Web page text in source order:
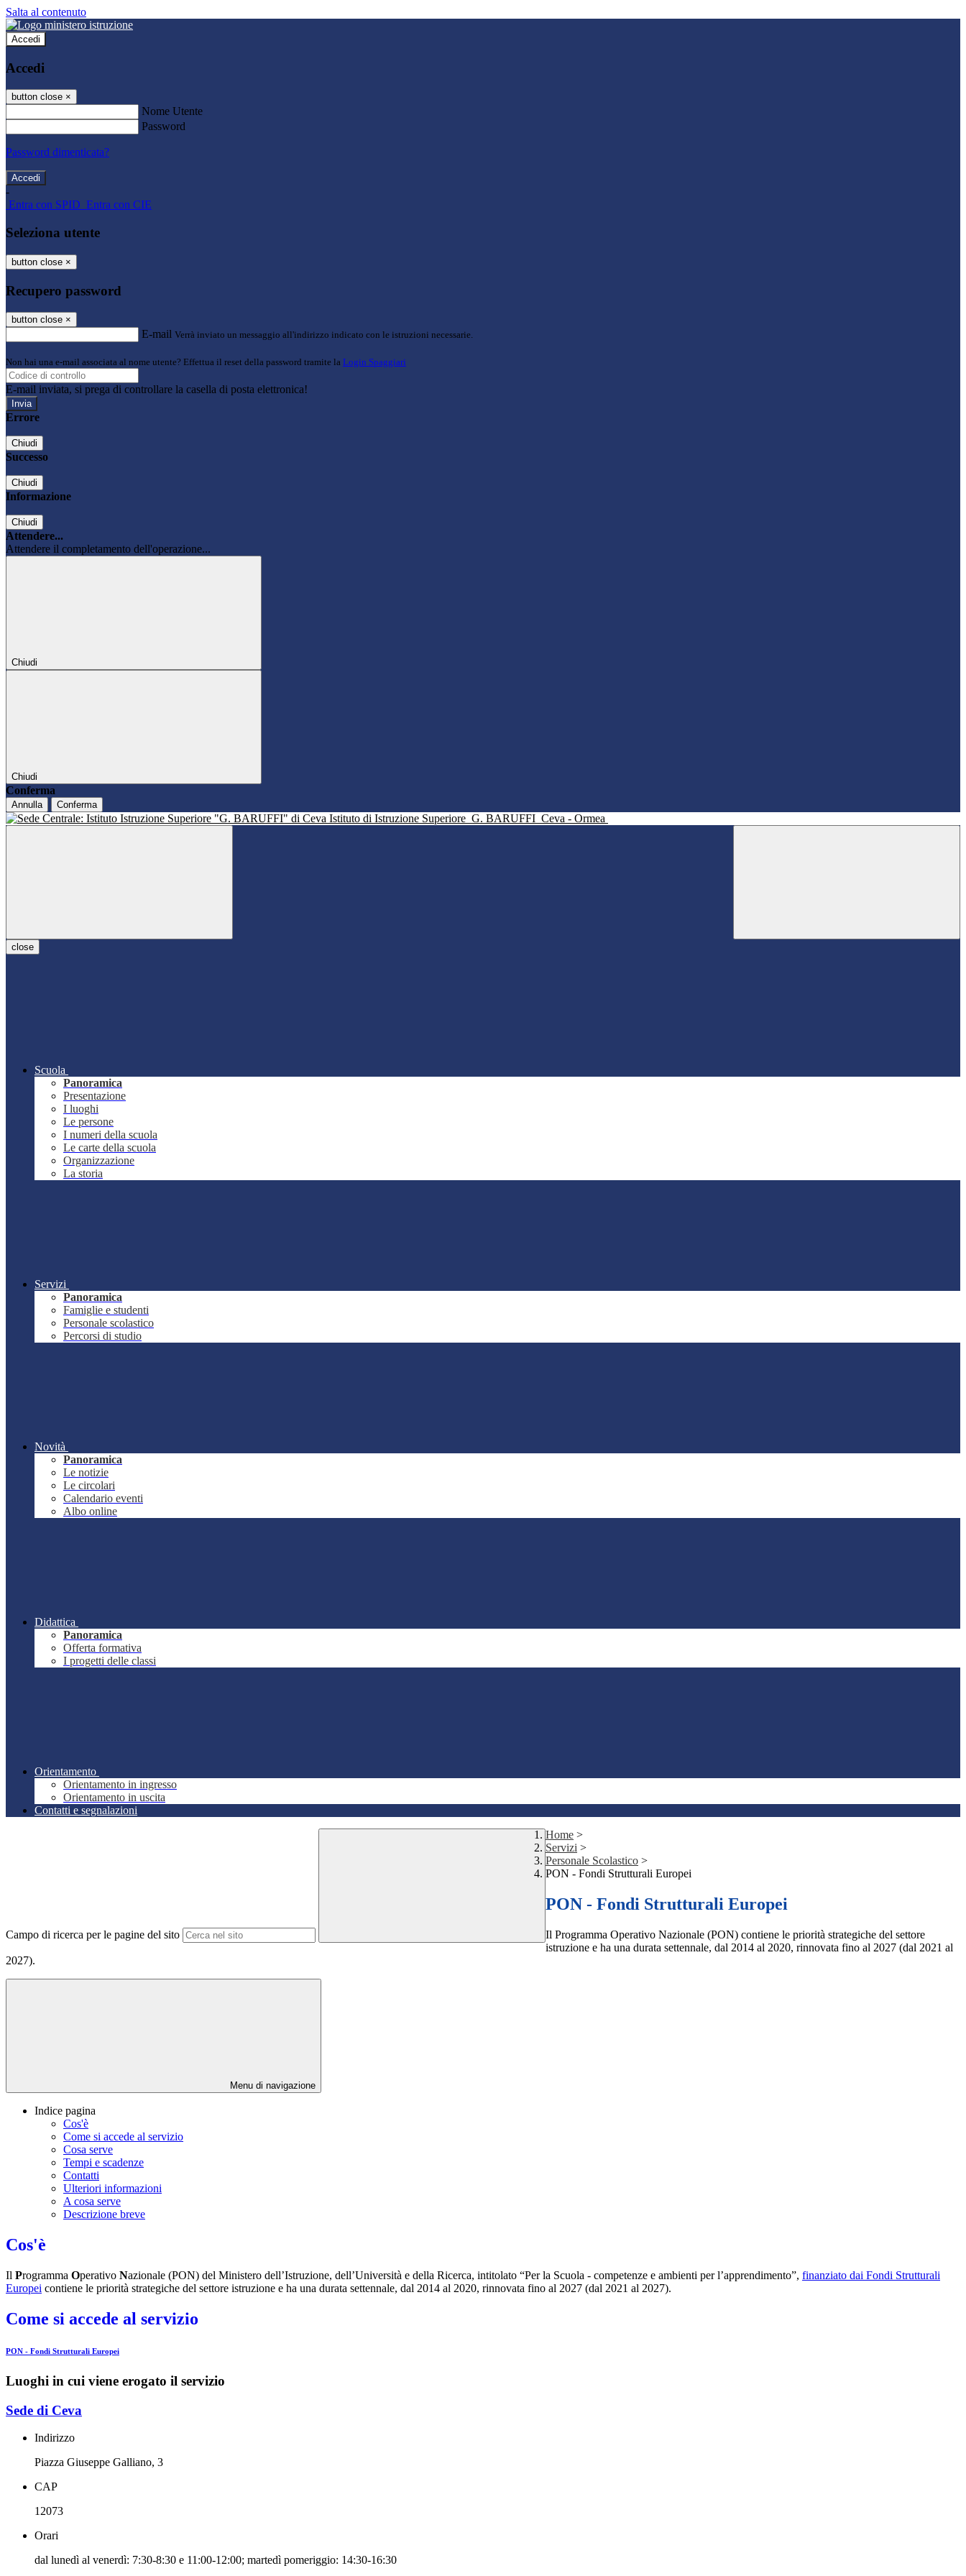
Salta al contenuto
Accedi
Accedi
button close ×
Nome Utente
Password
Password dimenticata?
-
Entra con SPID Entra con CIE
Seleziona utente
button close ×
Recupero password
button close ×
E-mail Verrà inviato un messaggio all'indirizzo indicato con le istruzioni necessarie.
Non hai una e-mail associata al nome utente? Effettua il reset della password tramite la Login Spaggiari
E-mail inviata, si prega di controllare la casella di posta elettronica!
Errore
Chiudi
Successo
Chiudi
Informazione
Chiudi
Attendere...
Attendere il completamento dell'operazione...
Chiudi
Chiudi
Conferma
Annulla Conferma
Istituto di Istruzione Superiore G. BARUFFI Ceva - Ormea
close
Scuola
Panoramica
Presentazione
I luoghi
Le persone
I numeri della scuola
Le carte della scuola
Organizzazione
La storia
Servizi
Panoramica
Famiglie e studenti
Personale scolastico
Percorsi di studio
Novità
Panoramica
Le notizie
Le circolari
Calendario eventi
Albo online
Didattica
Panoramica
Offerta formativa
I progetti delle classi
Orientamento
Orientamento in ingresso
Orientamento in uscita
Contatti e segnalazioni
Campo di ricerca per le pagine del sito
Home >
Servizi >
Personale Scolastico >
PON - Fondi Strutturali Europei
PON - Fondi Strutturali Europei
Il Programma Operativo Nazionale (PON) contiene le priorità strategiche del settore
istruzione e ha una durata settennale, dal 2014 al 2020, rinnovata fino al 2027 (dal 2021 al
2027).
Menu di navigazione
Indice pagina
Cos'è
Come si accede al servizio
Cosa serve
Tempi e scadenze
Contatti
Ulteriori informazioni
A cosa serve
Descrizione breve
Cos'è
Il Programma Operativo Nazionale (PON) del Ministero dell’Istruzione, dell’Università e della Ricerca, intitolato “Per la Scuola - competenze e ambienti per l’apprendimento”, finanziato dai Fondi Strutturali
Europei contiene le priorità strategiche del settore istruzione e ha una durata settennale, dal 2014 al 2020, rinnovata fino al 2027 (dal 2021 al 2027).
Come si accede al servizio
PON - Fondi Strutturali Europei
Luoghi in cui viene erogato il servizio
Sede di Ceva
Indirizzo
Piazza Giuseppe Galliano, 3
CAP
12073
Orari
dal lunedì al venerdì: 7:30-8:30 e 11:00-12:00; martedì pomeriggio: 14:30-16:30